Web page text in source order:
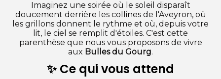
Imaginez une soirée où le soleil disparaît
doucement derrière les collines de l'Aveyron, où
les grillons donnent le rythme et où, depuis votre
lit, le ciel se remplit d'étoiles. C'est cette
parenthèse que nous vous proposons de vivre
aux Bulles du Gourg.
✨ Ce qui vous attend